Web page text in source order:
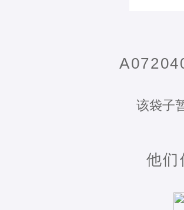
该袋子
他们